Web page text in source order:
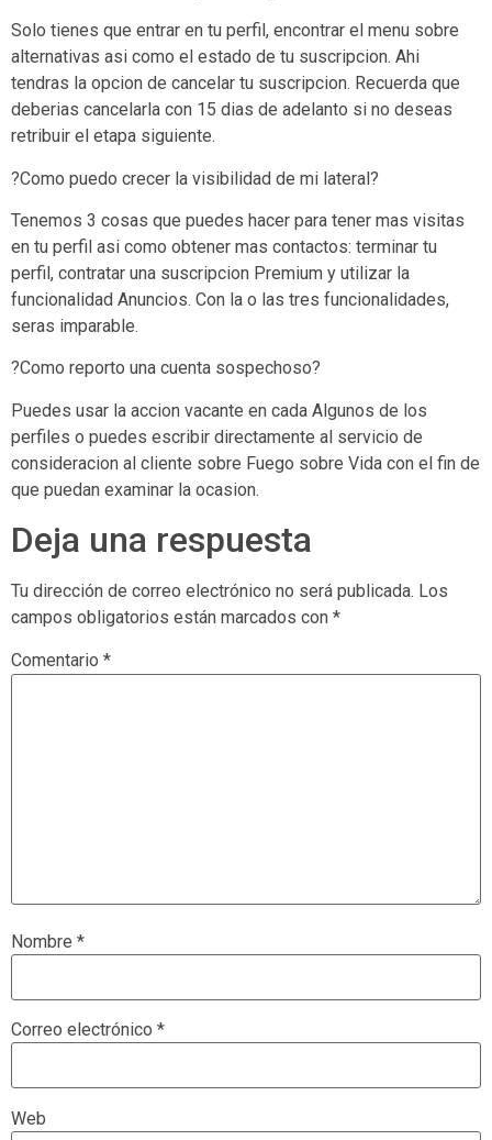
Solo tienes que entrar en tu perfil, encontrar el menu sobre
alternativas asi­ como el estado de tu suscripcion. Ahi
tendras la opcion de cancelar tu suscripcion. Recuerda que
deberias cancelarla con 15 dias de adelanto si no deseas
retribuir el etapa siguiente.
?Como puedo crecer la visibilidad de mi lateral?
Tenemos 3 cosas que puedes hacer para tener mas visitas
en tu perfil asi­ como obtener mas contactos: terminar tu
perfil, contratar una suscripcion Premium y utilizar la
funcionalidad Anuncios. Con la o las tres funcionalidades,
seras imparable.
?Como reporto una cuenta sospechoso?
Puedes usar la accion vacante en cada Algunos de los
perfiles o puedes escribir directamente al servicio de
consideracion al cliente sobre Fuego sobre Vida con el fin de
que puedan examinar la ocasion.
Deja una respuesta
Tu dirección de correo electrónico no será publicada. Los
campos obligatorios están marcados con *
Comentario *
Nombre *
Correo electrónico *
Web